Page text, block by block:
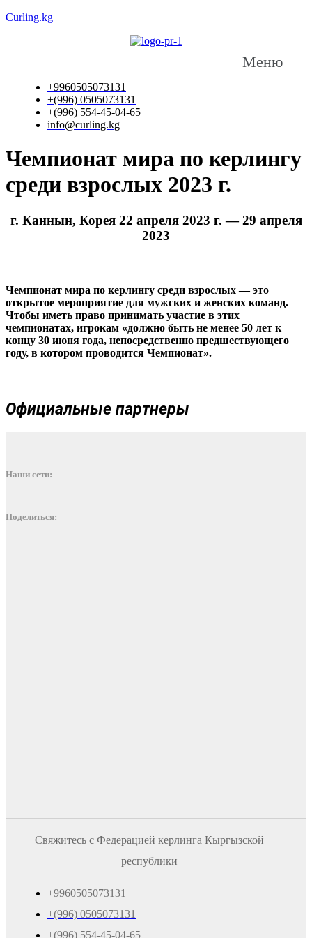
Curling.kg
Меню
+9960505073131
+(996) 0505073131
+(996) 554-45-04-65
info@curling.kg
Чемпионат мира по керлингу
среди взрослых 2023 г.
г. Каннын, Корея 22 апреля 2023 г. — 29 апреля
2023
Чемпионат мира по керлингу среди взрослых — это
открытое мероприятие для мужских и женских команд.
Чтобы иметь право принимать участие в этих
чемпионатах, игрокам «должно быть не менее 50 лет к
концу 30 июня года, непосредственно предшествующего
году, в котором проводится Чемпионат».
Официальные партнеры
Наши сети:
Поделиться:
Свяжитесь с Федерацией керлинга Кыргызской
республики
+9960505073131
+(996) 0505073131
+(996) 554-45-04-65